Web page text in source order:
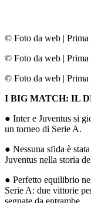
© Foto da web | Prima
© Foto da web | Prima
© Foto da web | Prima
I BIG MATCH: IL
● Inter e Juventus si
un torneo di Serie A.
● Nessuna sfida è
Juventus nella storia
● Perfetto equilibrio
Serie A: due vittorie
segnate da entrambe.